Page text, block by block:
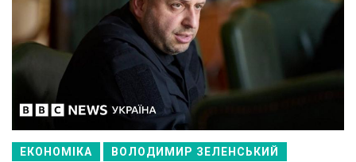
ЕКОНОМІКА ВОЛОДИМИР ЗЕЛЕНСЬКИЙ